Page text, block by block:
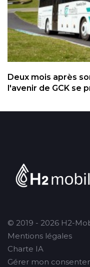
Deux mois après
l'avenir de GCK se
© 2019 - 2026 H2-
Mentions légales
Charte IA
Gérer mon